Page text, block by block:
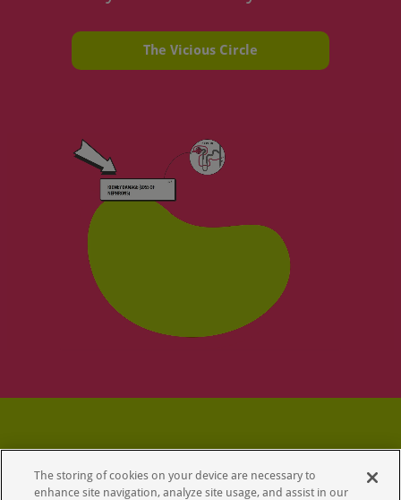
The Vicious Circle
Catney One: Top Tips
The storing of cookies on your device are necessary to
enhance site navigation, analyze site usage, and assist in our